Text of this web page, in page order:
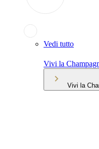
Vedi tutto
Vivi la
Vivi la